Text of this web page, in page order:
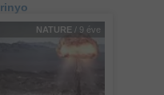
NATURE / 9 éve